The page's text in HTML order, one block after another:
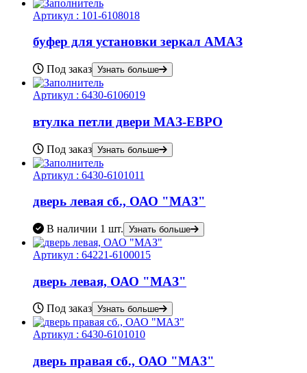
Артикул : 101-6108018
буфер для установки зеркал АМАЗ
Под заказ Узнать больше
Артикул : 6430-6106019
втулка петли двери МАЗ-ЕВРО
Под заказ Узнать больше
Артикул : 6430-6101011
дверь левая сб., ОАО "МАЗ"
В наличии 1 шт. Узнать больше
Артикул : 64221-6100015
дверь левая, ОАО "МАЗ"
Под заказ Узнать больше
Артикул : 6430-6101010
дверь правая сб., ОАО "МАЗ"